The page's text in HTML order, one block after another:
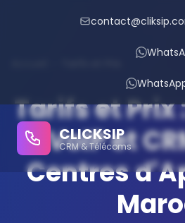
CLICKSIP
CRM & Télécoms
Tarifs et Prix
VoIP et
Centres